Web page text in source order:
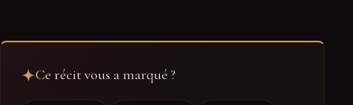
Ce récit vous a marqué ?